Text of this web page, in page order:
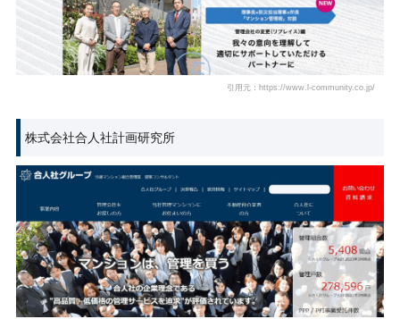
引用元：https://www.l-community.co.jp/
株式会社合人社計画研究所